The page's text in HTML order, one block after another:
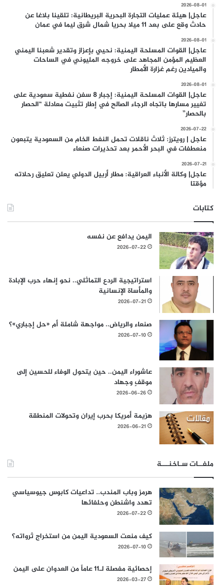
2026-08-01
عاجل| هيئة عمليات التجارة البحرية البريطانية: تلقينا بلاغا عن
حادث وقع على بعد 11 ميلا بحريا شمال شرق ليما في عمان
2026-08-01
عاجل| القوات المسلحة اليمنية: نحيي بإعزاز وتقدير شعبنا اليمني
العظيم المؤمن المجاهد على خروجه المليوني في الساحات
والميادين رغم غزارة الأمطار
2026-08-01
عاجل| القوات المسلحة اليمنية: إجبار 8 سفن نفطية سعودية على
تغيير مسارها باتجاه الرجاء الصالح في إطار تثبيت معادلة “الحصار
بالحصار”
2026-07-22
عاجل | رويترز: ثلاث ناقلات تحمل النفط الخام من السعودية يتبعون
منعطفات في البحر الأحمر بعد تحذيرات صنعاء
2026-07-21
عاجل| وكالة الأنباء العراقية: مطار أربيل الدولي يعلن تعليق رحلاته
مؤقتا
كتابات
اليمن يدافع عن نفسه
2026-07-22
استراتيجية الردع التماثلي.. نحو إنهاء حرب الإبادة
والمأساة الإنسانية
2026-07-21
صنعاء والرياض.. مواجهة شاملة أم «حل إجباري»؟
2026-07-10
عاشوراء اليمن.. حين يتحول الوفاء للحسين إلى
موقفٍ وجهاد
2026-06-26
هزيمة أمريكا بحرب إيران وتحولات المنطقة
2026-06-21
ملفــات سـاخنـــة
هرمز وباب المندب.. تداعيات كابوس جيوسياسي
تهدد واشنطن وحلفائها
2026-07-22
كيف منعت السعودية اليمن من استخراج ثرواته؟
2026-07-10
إحصائية مفصلة لـ11 عاماً من العدوان على اليمن
2026-03-27